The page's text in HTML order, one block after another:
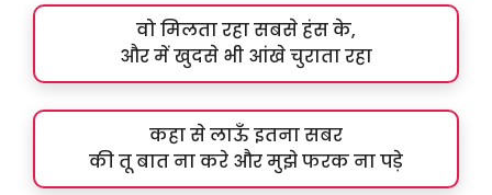
वो मिलता रहा सबसे हंस के,
और में खुदसे भी आंखे चुराता रहा
कहा से लाऊँ इतना सबर
की तू बात ना करे और मुझे फरक ना पड़े